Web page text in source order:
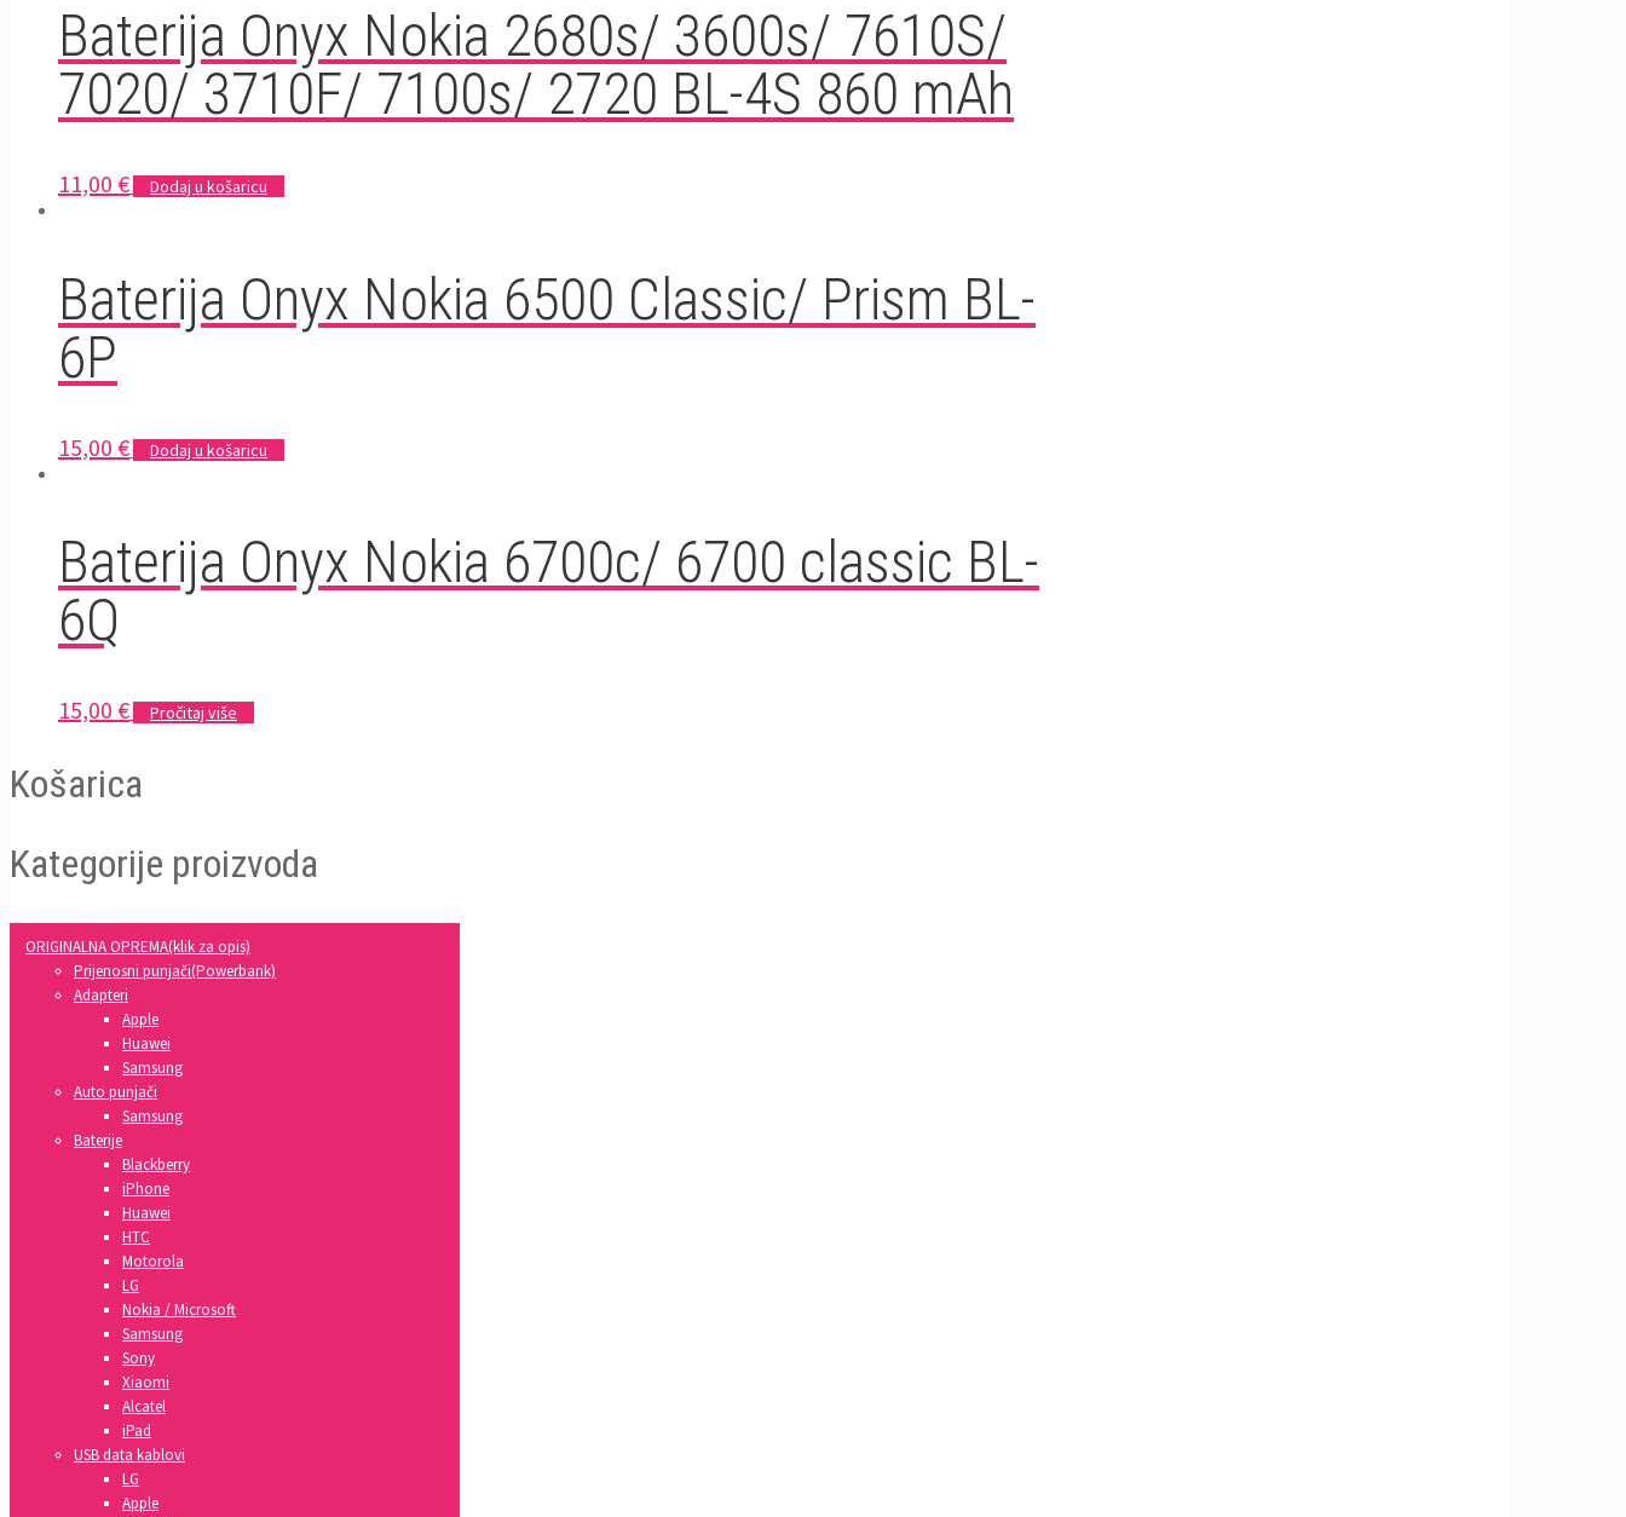
Baterija Onyx Nokia 2680s/ 3600s/ 7610S/
7020/ 3710F/ 7100s/ 2720 BL-4S 860 mAh
11,00 € Dodaj u košaricu
Baterija Onyx Nokia 6500 Classic/ Prism BL-
6P
15,00 € Dodaj u košaricu
Baterija Onyx Nokia 6700c/ 6700 classic BL-
6Q
15,00 € Pročitaj više
Košarica
Kategorije proizvoda
ORIGINALNA OPREMA(klik za opis)
Prijenosni punjači(Powerbank)
Adapteri
Apple
Huawei
Samsung
Auto punjači
Samsung
Baterije
Blackberry
iPhone
Huawei
HTC
Motorola
LG
Nokia / Microsoft
Samsung
Sony
Xiaomi
Alcatel
iPad
USB data kablovi
LG
Apple